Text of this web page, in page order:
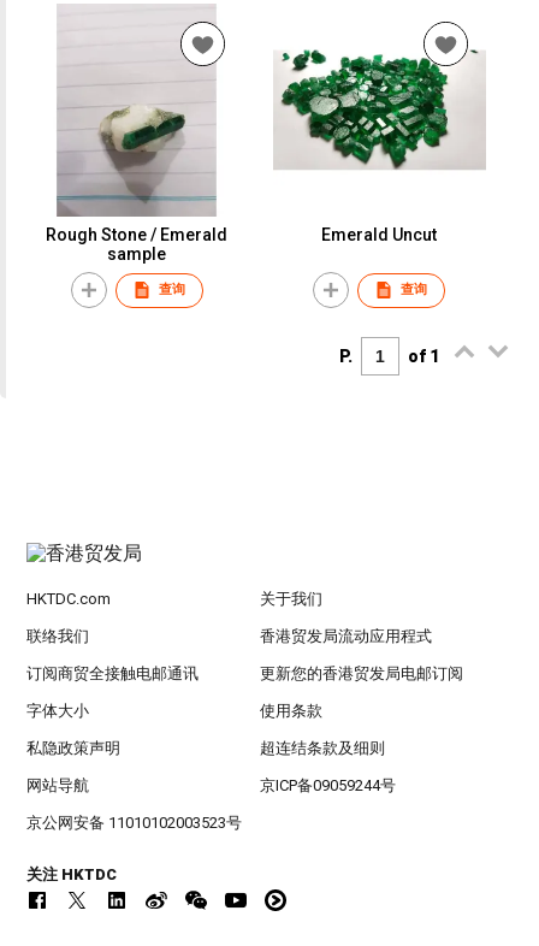
Rough Stone / Emerald
sample
查询
Emerald Uncut
查询
P. of 1
HKTDC.com 关于我们
联络我们 香港贸发局流动应用程式
订阅商贸全接触电邮通讯 更新您的香港贸发局电邮订阅
字体大小 使用条款
私隐政策声明 超连结条款及细则
网站导航 京ICP备09059244号
京公网安备 11010102003523号
关注 HKTDC